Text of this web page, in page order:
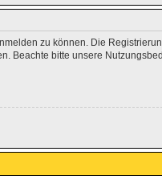
zu können. Die
Beachte bitte unsere